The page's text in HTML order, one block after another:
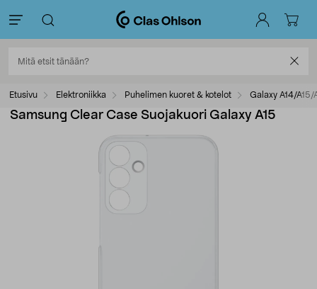
Etusivu Elektroniikka Puhelimen kuoret & kotelot Galaxy A14/A15/
Samsung Clear Case Suojakuori Galaxy A15